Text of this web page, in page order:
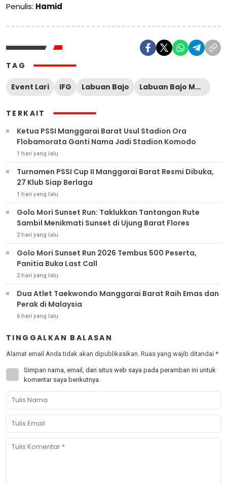
Penulis: Hamid
TAG
Event Lari IFG Labuan Bajo Labuan Bajo Marathon
TERKAIT
Ketua PSSI Manggarai Barat Usul Stadion Ora
Flobamorata Ganti Nama Jadi Stadion Komodo
1 hari yang lalu
Turnamen PSSI Cup II Manggarai Barat Resmi Dibuka,
27 Klub Siap Berlaga
1 hari yang lalu
Golo Mori Sunset Run: Taklukkan Tantangan Rute
Sambil Menikmati Sunset di Ujung Barat Flores
2 hari yang lalu
Golo Mori Sunset Run 2026 Tembus 500 Peserta,
Panitia Buka Last Call
2 hari yang lalu
Dua Atlet Taekwondo Manggarai Barat Raih Emas dan
Perak di Malaysia
6 hari yang lalu
TINGGALKAN BALASAN
Alamat email Anda tidak akan dipublikasikan. Ruas yang wajib ditandai *
Simpan nama, email, dan situs web saya pada peramban ini untuk
komentar saya berikutnya.